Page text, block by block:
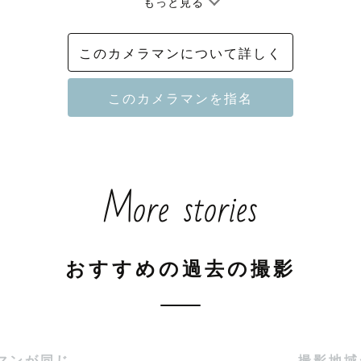
𖤣𖥧𖥣𖡡𖥧𖤣 ┈┈
予約受付中👘
七五三の撮影予約も受け付けています⋆｡˚✩
ァベットオブジェ
このカメラマンについて詳しく
More stories
おすすめの過去の撮影